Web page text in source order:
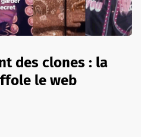
des clones : la
le web